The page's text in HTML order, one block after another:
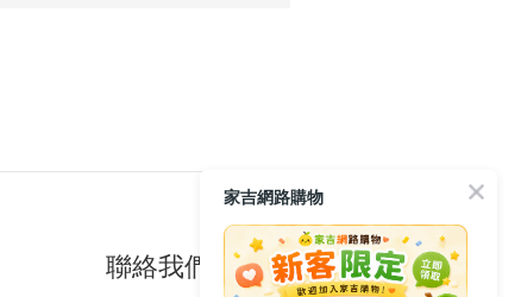
聯絡我們
家吉網路購物